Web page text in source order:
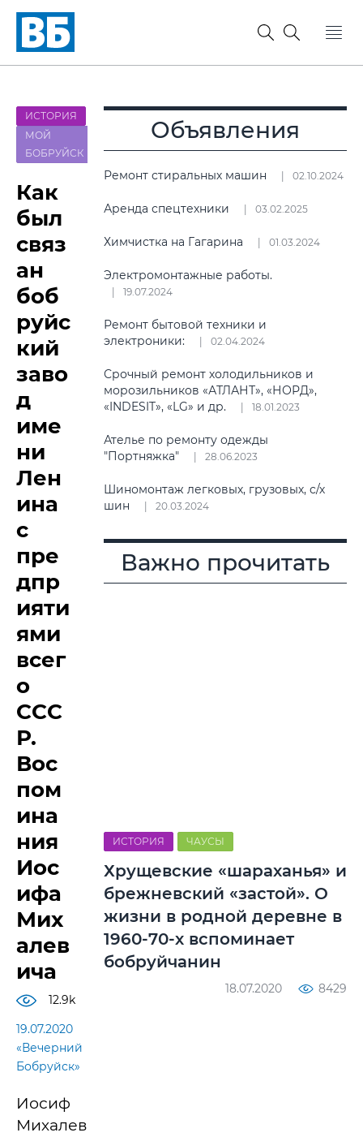
ИСТОРИЯ
МОЙ
БОБРУЙСК
Как
был
связ
ан
боб
руйс
кий
заво
д
име
ни
Лен
ина
с
пре
дпр
ияти
ями
всег
о
ССС
Р.
Вос
пом
ина
ния
Иос
ифа
Мих
алев
ича
12.9k
19.07.2020
«Вечерний
Бобруйск»
Иосиф
Михалевич,
Объявления
Ремонт стиральных машин 02.10.2024
Аренда спецтехники 03.02.2025
Химчистка на Гагарина 01.03.2024
Электромонтажные работы.
19.07.2024
Ремонт бытовой техники и
электроники:
02.04.2024
Срочный ремонт холодильников и
морозильников «АТЛАНТ», «НОРД»,
«INDESIT», «LG» и др.
18.01.2023
Ателье по ремонту одежды
"Портняжка"
28.06.2023
Шиномонтаж легковых, грузовых, с/х
шин
20.03.2024
Важно прочитать
ИСТОРИЯ ЧАУСЫ
Хрущевские «шараханья» и
брежневский «застой». О
жизни в родной деревне в
1960-70-х вспоминает
бобруйчанин
18.07.2020 8429